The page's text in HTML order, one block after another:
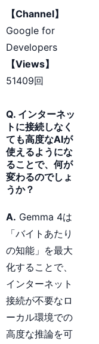
【Channel】
Google for
Developers
【Views】
51409回
Q. インターネッ
トに接続しなく
ても高度なAIが
使えるようにな
ることで、何が
変わるのでしょ
うか？
A. Gemma 4は
「バイトあたり
の知能」を最大
化することで、
インターネット
接続が不要なロ
ーカル環境での
高度な推論を可